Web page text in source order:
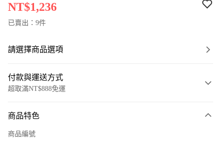
NT$1,236
已賣出：9件
請選擇商品選項
付款與運送方式
超取滿NT$888免運
信用卡一次付款
商品特色
商品編號